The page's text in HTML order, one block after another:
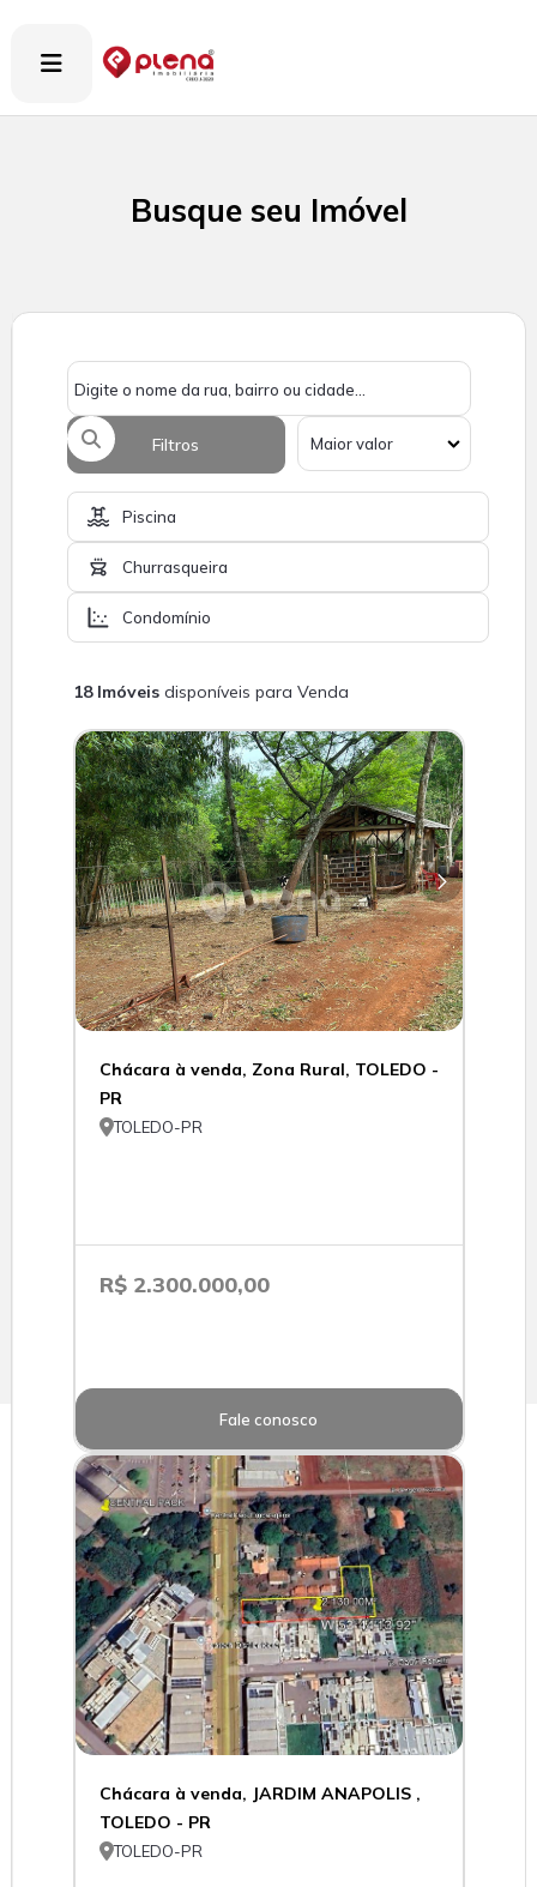

Busque seu Imóvel
Filtros
Piscina
Churrasqueira
Condomínio
18 Imóveisdisponíveis para Venda
Chácara à venda, Zona Rural, TOLEDO -
PR
TOLEDO-PR
R$ 2.300.000,00
Fale conosco
Chácara à venda, JARDIM ANAPOLIS ,
TOLEDO - PR
TOLEDO-PR